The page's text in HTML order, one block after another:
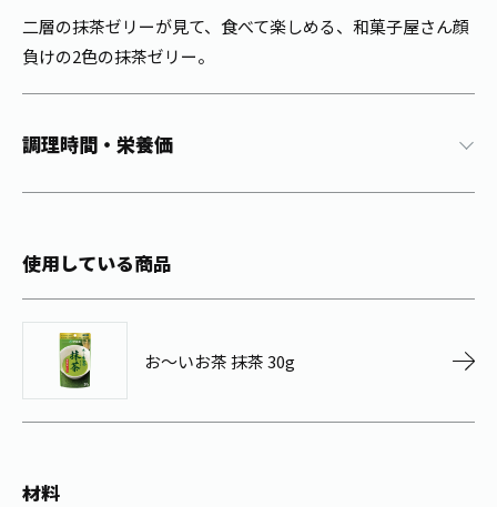
キーワードから探す
安全・安心への取組み
製品の原料産地
お茶百科キッズ
茶産地育成事業
ウェルネスフォーラム
お茶の妖精
食育・イベント
店舗検索
健康体
Crazy Jasmine
二層の抹茶ゼリーが見て、食べて楽しめる、和菓子屋さん顔
負けの2色の抹茶ゼリー。
調理時間・栄養価
使用している商品
お～いお茶 抹茶 30g
材料